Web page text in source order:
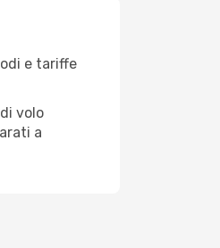
e tariffe
volo
a